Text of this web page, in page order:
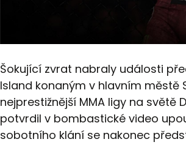
Šokující zvrat nabraly události
Island konaným v hlavním městě
nejprestižnější MMA ligy na světě
potvrdil v bombastické video
sobotního klání se nakonec